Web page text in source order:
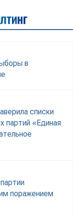
в
списки
партий «Единая
поражением